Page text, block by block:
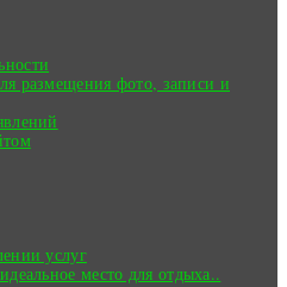
размещения фото, записи и
услуг
место для отдыха..